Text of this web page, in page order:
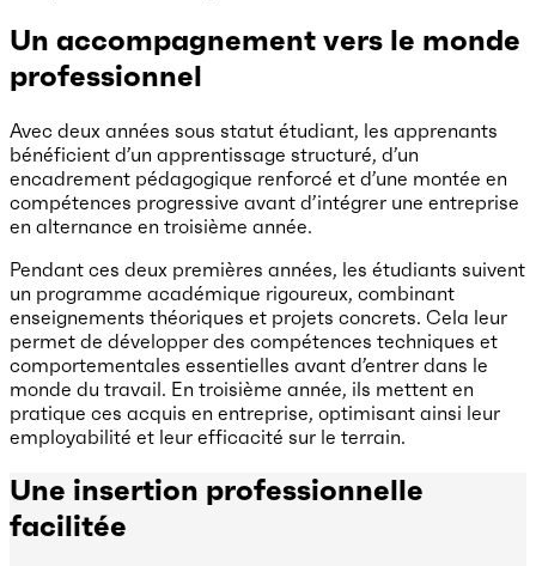
Un accompagnement vers le monde
professionnel
Avec deux années sous statut étudiant, les apprenants
bénéficient d’un apprentissage structuré, d’un
encadrement pédagogique renforcé et d’une montée en
compétences progressive avant d’intégrer une entreprise
en alternance en troisième année.
Pendant ces deux premières années, les étudiants suivent
un programme académique rigoureux, combinant
enseignements théoriques et projets concrets. Cela leur
permet de développer des compétences techniques et
comportementales essentielles avant d’entrer dans le
monde du travail. En troisième année, ils mettent en
pratique ces acquis en entreprise, optimisant ainsi leur
employabilité et leur efficacité sur le terrain.
Une insertion professionnelle
facilitée